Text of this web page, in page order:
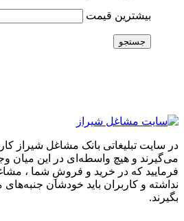
بیشترین قیمت
جستجو
در سایت تبلیغاتی بانک مشاغل شیراز
می‌گیرند و هیچ واسطه‌ای در این میان
فرمایید که در خرید و فروشِ شما ،
نداشته و کاربران باید خودشان جنبه‌های
بگیرند.